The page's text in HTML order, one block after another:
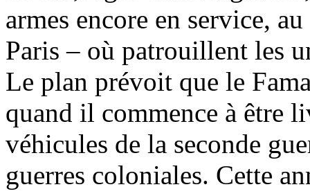
armes encore en service,
Paris – où patrouillent les
Le plan prévoit que le
quand il commence à être
véhicules de la seconde
guerres coloniales. Cette